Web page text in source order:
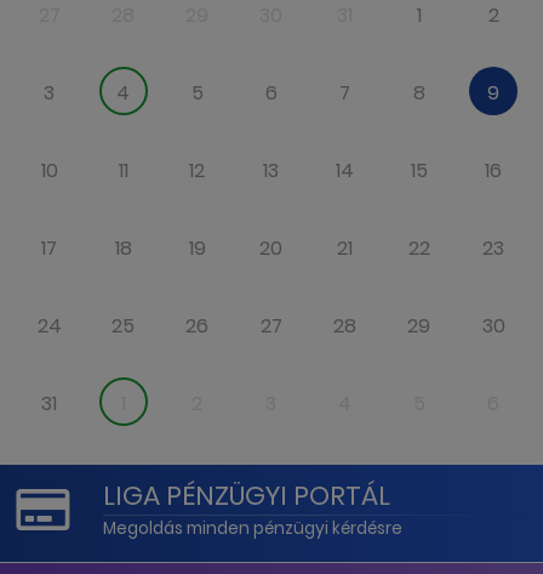
1 2
3 4 5 6 7 8 9
10 11 12 13 14 15 16
17 18 19 20 21 22 23
24 25 26 27 28 29 30
31
LIGA PÉNZÜGYI PORTÁL
Megoldás minden pénzügyi kérdésre